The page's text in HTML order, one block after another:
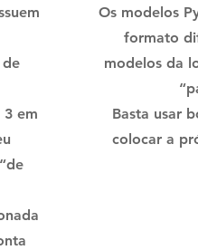
3 em
Os modelos
formato
modelos da
Basta usar
colocar a